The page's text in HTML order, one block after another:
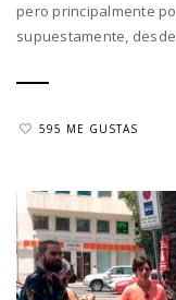
pero principalmente
supuestamente,
595 ME GUSTAS